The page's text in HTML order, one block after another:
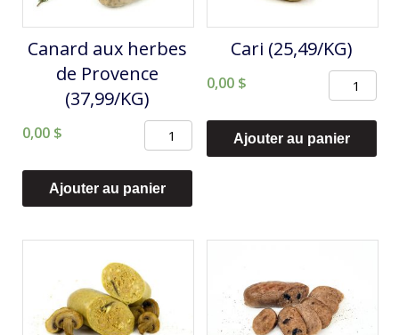
Canard aux herbes
de Provence
(37,99/KG)
0,00 $
quantité
Canard
aux
herbes
Provence
(37,99/KG)
Ajouter au panier
Cari (25,49/KG)
0,00 $
quantité
Cari
(25,49/KG)
Ajouter au panier